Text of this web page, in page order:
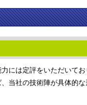
には定評をいただいてお
当社の技術陣が具体的